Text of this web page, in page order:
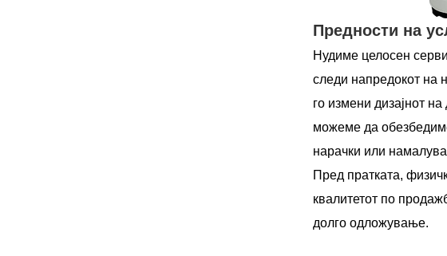
Предности на
Нудиме целосен
следи напредокот на
го измени дизајнот
можеме да
нарачки или
Пред пратката,
квалитетот по
долго одложување.